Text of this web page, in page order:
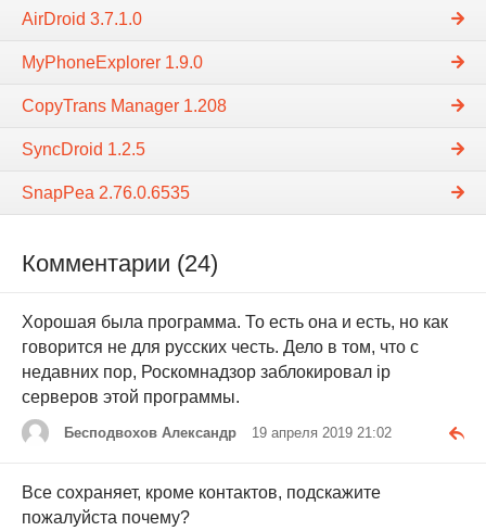
AirDroid 3.7.1.0
MyPhoneExplorer 1.9.0
CopyTrans Manager 1.208
SyncDroid 1.2.5
SnapPea 2.76.0.6535
Комментарии (24)
Хорошая была программа. То есть она и есть, но как
говорится не для русских честь. Дело в том, что с
недавних пор, Роскомнадзор заблокировал ip
серверов этой программы.
Бесподвохов Александр 19 апреля 2019 21:02
Все сохраняет, кроме контактов, подскажите
пожалуйста почему?